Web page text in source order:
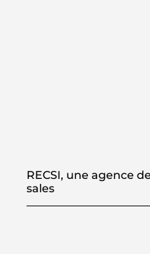
RECSI, une agence
sales